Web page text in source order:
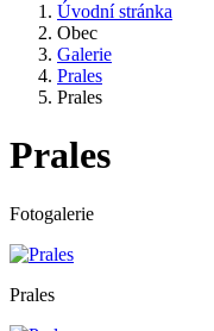
Úvodní stránka
Obec
Galerie
Prales
Prales
Prales
Fotogalerie
Prales